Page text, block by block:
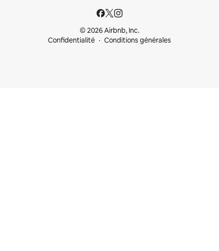
© 2026 Airbnb, Inc.
Confidentialité
Conditions générales